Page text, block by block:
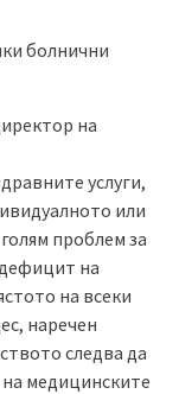
болнични
на
услуги,
или
проблем за
на
на всеки
наречен
следва да
на медицинските